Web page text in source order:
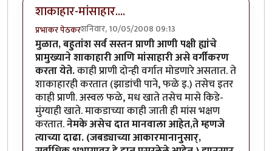
शाकाहार-मांसाहार....
प्रभाकर पेठकरशनिवार, 10/05/2008 09:13
मुळात, बहुतांश सर्व सस्तन प्राणी आणी पक्षी ह्यांचे
प्रामुख्याने शाकाहारी आणि मांसाहारी असे वर्गीकरण
करता येते.काही प्राणी दोन्ही वर्गात मोडणारे असतात. ते
शाकाहारही करतात (झाडांची पाने, फळे इ.) तसेच इतर
काही प्राणी. अस्वल फळे, मध खाते तसेच मासे किडे-
मुंग्याही खाते. माकडाच्या काही जाती ही मांस भक्षण
करतात.नेमके असेच दात मानवाला आहेत,ते म्हणजे
त्याच्या दाढा. (जबड्याच्या आकारमानानुसार्,